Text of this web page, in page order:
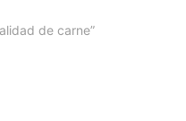
de carne”